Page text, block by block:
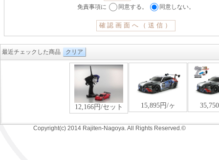
免責事項に
同意する。 同意しない。
最近チェックした商品 クリア
Copyright(c) 2014 Rajiten-Nagoya. All Rights Reserved.©